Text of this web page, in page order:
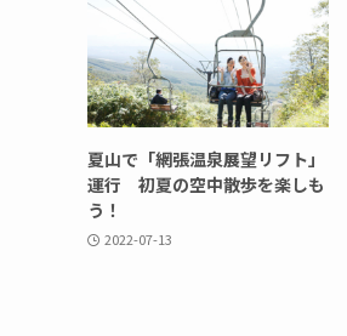
夏山で「網張温泉展望リフト」
運行 初夏の空中散歩を楽しも
う！
2022-07-13